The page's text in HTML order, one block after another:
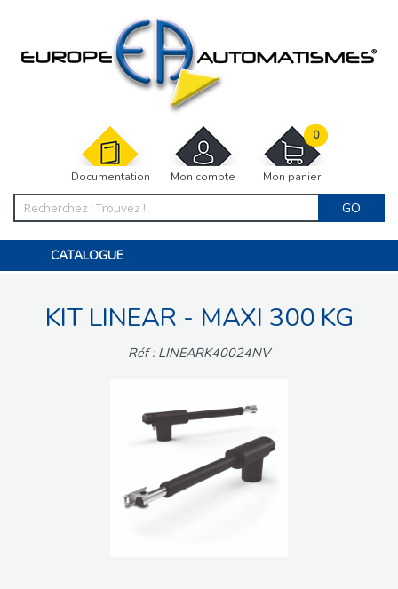
Documentation Mon compte Mon panier
0
GO
CATALOGUE
MOTORISATIONS
ACCESSOIRES ET ELECTRONIQUES
INTERPHONES VISIOPHONES
KIT LINEAR - MAXI 300 KG
Réf : LINEARK40024NV